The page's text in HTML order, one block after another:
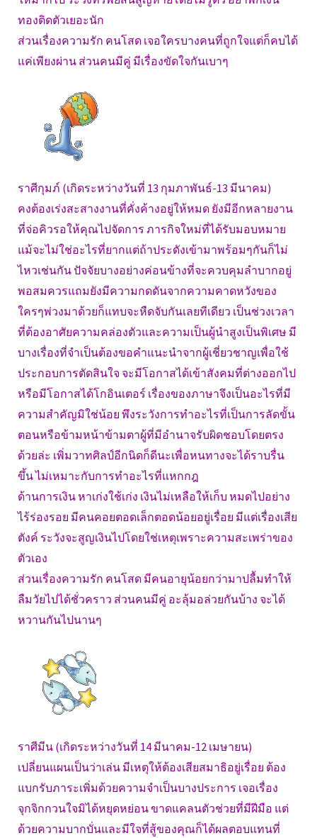
ทองติดตัวเยอะนัก
ส่วนเรื่องความรัก คนโสด เจอใครบางคนที่ถูกใจแต่ก็คบได้
แค่เพียงผ่าน ส่วนคนมีคู่ มีเรื่องขัดใจกันเบาๆ
ราศีกุมภ์ (เกิดระหว่างวันที่ 13 กุมภาพันธ์-13 มีนาคม)
คงต้องเร่งสะสางงานที่คั่งค้างอยู่ให้หมด ยังมีอีกหลายงาน
ที่จ่อคิวรอให้คุณไปจัดการ ภารกิจใหม่ที่ได้รับมอบหมาย
แม้จะไม่ใช่อะไรที่ยากแต่ถ้าประดังเข้ามาพร้อมๆกันก็ไม่
ไหวเช่นกัน ปัจจัยบางอย่างค่อนข้างที่จะควบคุมลำบากอยู่
พอสมควรแถมยังมีความกดดันจากความคาดหวังของ
ใครๆพ่วงมาด้วยก็แทบจะหืดจับกันเลยทีเดียว เป็นช่วงเวลา
ที่ต้องอาศัยความคล่องตัวและความเป็นผู้นำสูงเป็นพิเศษ มี
บางเรื่องที่จำเป็นต้องขอคำแนะนำจากผู้เชี่ยวชาญเพื่อใช้
ประกอบการตัดสินใจ จะมีโอกาสได้เข้าสังคมที่ต่างออกไป
หรือมีโอกาสได้โกอินเตอร์ เรื่องของภาษาจึงเป็นอะไรที่มี
ความสำคัญมิใช่น้อย พึงระวังการทำอะไรที่เป็นการลัดขั้น
ตอนหรือข้ามหน้าข้ามตาผู้ที่มีอำนาจรับผิดชอบโดยตรง
ด้วยล่ะ เพิ่มวาทศิลป์อีกนิดก็ดีนะเพื่อหนทางจะได้ราบรื่น
ขึ้น ไม่เหมาะกับการทำอะไรที่แหกกฎ
ด้านการเงิน หาเก่งใช้เก่ง เงินไม่เหลือให้เก็บ หมดไปอย่าง
ไร้ร่องรอย มีคนคอยตอดเล็กตอดน้อยอยู่เรื่อย มีแต่เรื่องเสีย
ตังค์ ระวังจะสูญเงินไปโดยใช่เหตุเพราะความสะเพร่าของ
ตัวเอง
ส่วนเรื่องความรัก คนโสด มีคนอายุน้อยกว่ามาปลื้มทำให้
ลืมวัยไปได้ชั่วคราว ส่วนคนมีคู่ อะลุ้มอล่วยกันบ้าง จะได้
หวานกันไปนานๆ
ราศีมีน (เกิดระหว่างวันที่ 14 มีนาคม-12 เมษายน)
เปลี่ยนแผนเป็นว่าเล่น มีเหตุให้ต้องเสียสมาธิอยู่เรื่อย ต้อง
แบกรับภาระเพิ่มด้วยความจำเป็นบางประการ เจอเรื่อง
จุกจิกกวนใจมิได้หยุดหย่อน ขาดแคลนตัวช่วยที่มีฝีมือ แต่
ด้วยความบากบั่นและมีใจที่สู้ของคุณก็ได้ผลตอบแทนที่